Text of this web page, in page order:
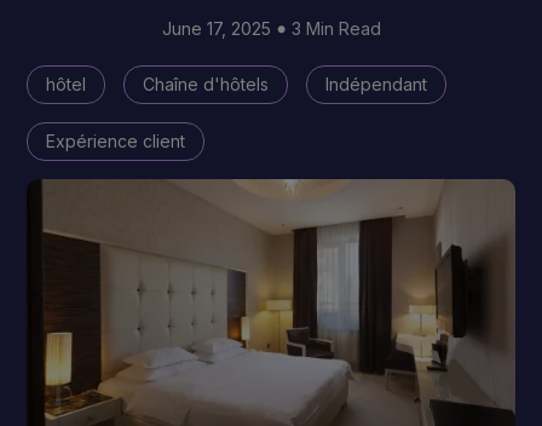
June 17, 2025 3 Min Read
hôtel Chaîne d'hôtels Indépendant
Expérience client